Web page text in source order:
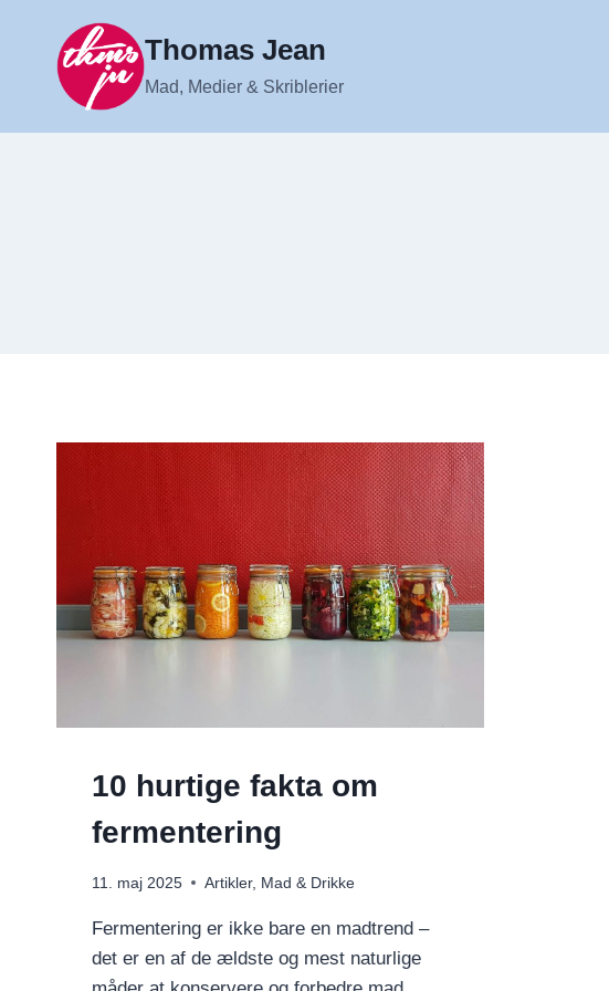
indhold
Thomas Jean
Mad, Medier & Skriblerier
10 hurtige fakta om
fermentering
11. maj 2025 Artikler, Mad & Drikke
Fermentering er ikke bare en madtrend –
det er en af de ældste og mest naturlige